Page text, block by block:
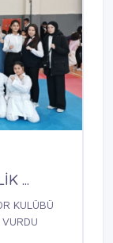
...
KULÜBÜ